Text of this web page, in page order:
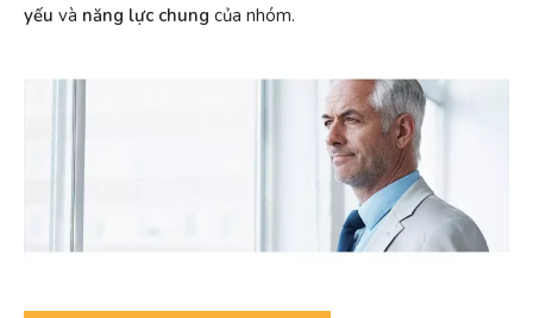
yếu và năng lực chung của nhóm.